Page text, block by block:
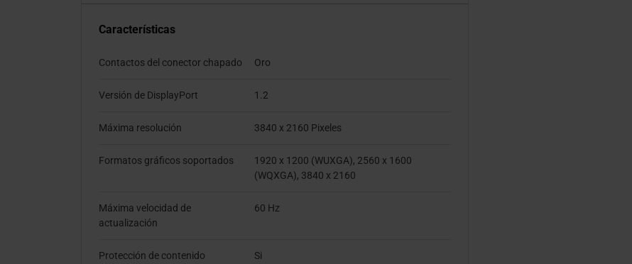
Características
Contactos del conector chapado Oro
Versión de DisplayPort 1.2
Máxima resolución 3840 x 2160 Pixeles
Formatos gráficos soportados
1920 x 1200 (WUXGA), 2560 x 1600
(WQXGA), 3840 x 2160
Máxima velocidad de
actualización
60 Hz
Protección de contenido
Si